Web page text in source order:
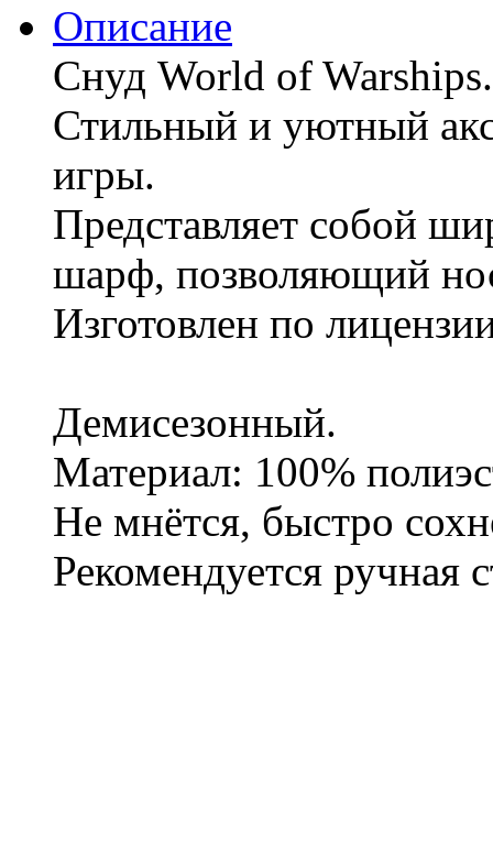
Описание
Снуд World of Warships.
Стильный и уютный
игры.
Представляет собой
шарф, позволяющий
Изготовлен по
Демисезонный.
Материал: 100%
Не мнётся, быстро
Рекомендуется ручная